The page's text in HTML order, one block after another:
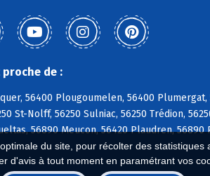
du site, pour récolter des
d'avis à tout moment en paramétrant vos
de :
56400 Plougoumelen, 56400
St-Nolff, 56250 Sulniac, 56250 Trédion,
56890 Meucon, 56420 Plaudren, 56890